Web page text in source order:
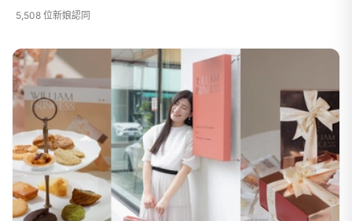
5,508 位新娘認同